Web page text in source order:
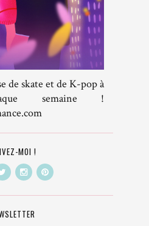
de skate et de K-pop à
semaine !
MOI !